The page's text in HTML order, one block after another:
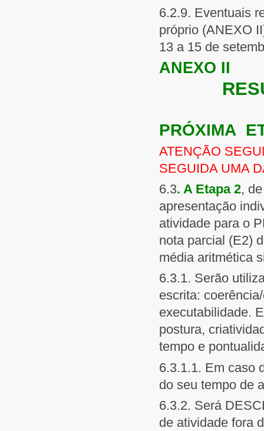
6.2.9. Eventuais
próprio (ANEXO
13 a 15 de
ANEXO II
PRÓXIMA
ATENÇÃO
SEGUIDA UMA
6.3. A Etapa 2,
apresentação
atividade para o
nota parcial (E2)
média aritmética
6.3.1. Serão
escrita:
executabilidade.
postura,
tempo e
6.3.1.1. Em caso
do seu tempo de
6.3.2. Será
de atividade fora